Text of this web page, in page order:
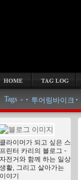
WRITE
Tags » 투어링바이크
클라이머가 되고 싶은 스
프린터 카리의 블로그 -
자전거와 함께 하는 일상
생활, 그리고 살아가는
이야기